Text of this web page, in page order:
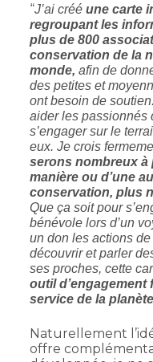
“J’ai créé une carte
regroupant les
plus de 800
conservation de la
monde, afin de
des petites et
ont besoin de
aider les passionnés
s’engager sur le
eux. Je crois
serons nombreux à
manière ou d’une
conservation, plus
Que ça soit pour
bénévole lors d’un
un don les actions de
découvrir et parler
ses proches, cette
outil d’engagement
service de la planète
Naturellement
offre